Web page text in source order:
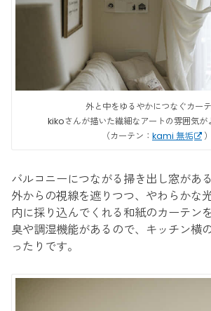
外と中をゆるやかにつなぐカーテ
kikoさんが描いた繊細なアートの雰囲気が
（カーテン： kami 無垢 ）
バルコニーにつながる掃き出し窓があ
外からの視線を遮りつつ、やわらかな
内に採り込んでくれる和紙のカーテン
臭や調湿機能があるので、キッチン横
ったりです。